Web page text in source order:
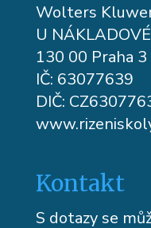
Wolters Kluwer
U
130 00 Praha 3
IČ: 63077639
DIČ:
Kontakt
S dotazy se